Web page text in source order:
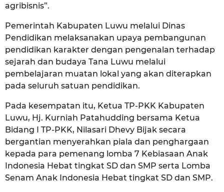
agribisnis”.
Pemerintah Kabupaten Luwu melalui Dinas
Pendidikan melaksanakan upaya pembangunan
pendidikan karakter dengan pengenalan terhadap
sejarah dan budaya Tana Luwu melalui
pembelajaran muatan lokal yang akan diterapkan
pada seluruh satuan pendidikan.
Pada kesempatan itu, Ketua TP-PKK Kabupaten
Luwu, Hj. Kurniah Patahudding bersama Ketua
Bidang I TP-PKK, Nilasari Dhevy Bijak secara
bergantian menyerahkan piala dan penghargaan
kepada para pemenang lomba 7 Kebiasaan Anak
Indonesia Hebat tingkat SD dan SMP serta Lomba
Senam Anak Indonesia Hebat tingkat SD dan SMP.